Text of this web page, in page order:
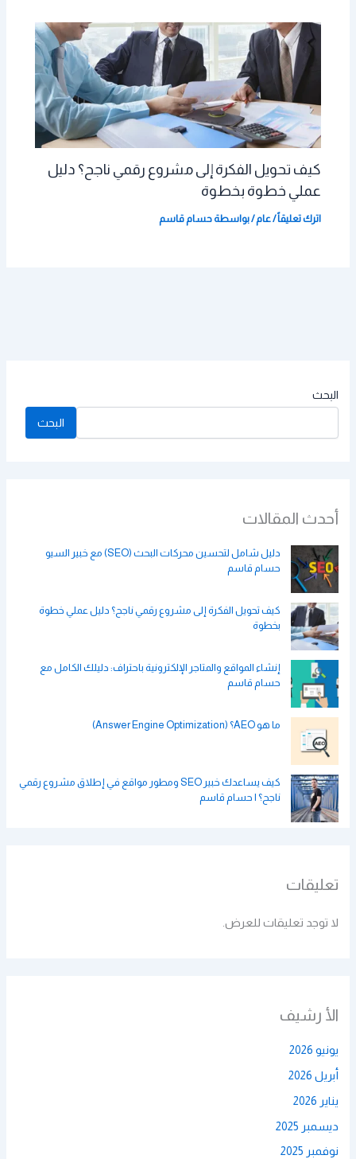
كيف تحويل الفكرة إلى مشروع رقمي ناجح؟ دليل
عملي خطوة بخطوة
اترك تعليقاً/عام/ بواسطة حسام قاسم
البحث
البحث
أحدث المقالات
دليل شامل لتحسين محركات البحث (SEO) مع خبير السيو
حسام قاسم
كيف تحويل الفكرة إلى مشروع رقمي ناجح؟ دليل عملي خطوة
بخطوة
إنشاء المواقع والمتاجر الإلكترونية باحتراف: دليلك الكامل مع
حسام قاسم
ما هو AEO؟ (Answer Engine Optimization)
كيف يساعدك خبير SEO ومطور مواقع في إطلاق مشروع رقمي
ناجح؟ | حسام قاسم
تعليقات
لا توجد تعليقات للعرض.
الأ رشيف
يونيو 2026
أبريل 2026
يناير 2026
ديسمبر 2025
نوفمبر 2025